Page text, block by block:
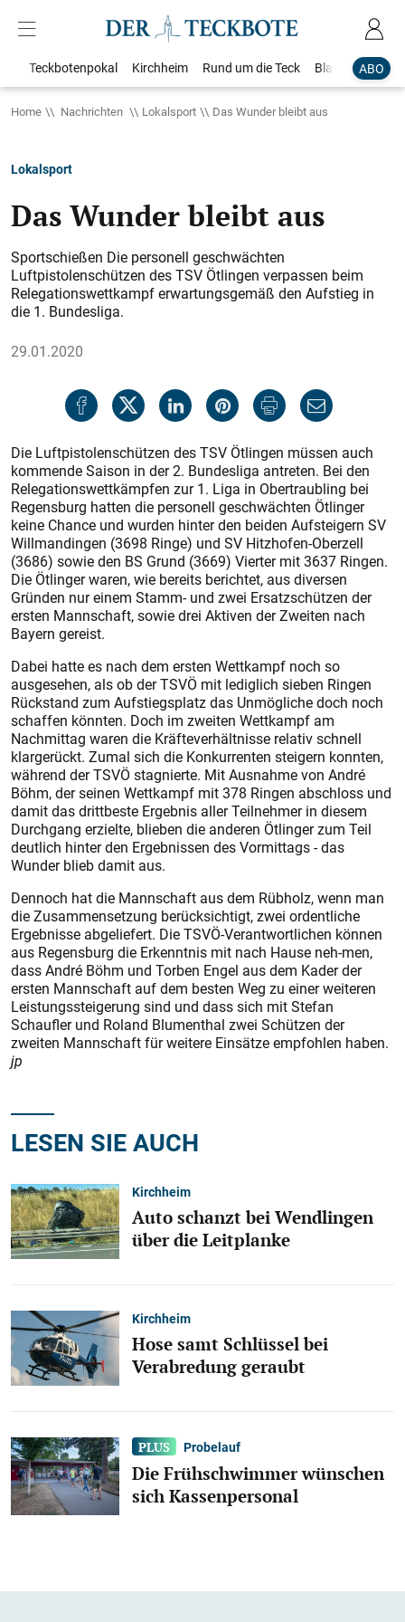
ABO
Teckbotenpokal Kirchheim Rund um die Teck Blaulicht
Home Nachrichten Lokalsport Das Wunder bleibt aus
Lokalsport
Das Wunder bleibt aus
Sportschießen Die personell geschwächten
Luftpistolenschützen des TSV Ötlingen verpassen beim
Relegationswettkampf erwartungsgemäß den Aufstieg in
die 1. Bundesliga.
29.01.2020
Die Luftpistolenschützen des TSV Ötlingen müssen auch
kommende Saison in der 2. Bundesliga antreten. Bei den
Relegationswettkämpfen zur 1. Liga in Obertraubling bei
Regensburg hatten die personell geschwächten Ötlinger
keine Chance und wurden hinter den beiden Aufsteigern SV
Willmandingen (3698 Ringe) und SV Hitzhofen-Oberzell
(3686) sowie den BS Grund (3669) Vierter mit 3637 Ringen.
Die Ötlinger waren, wie bereits berichtet, aus diversen
Gründen nur einem Stamm- und zwei Ersatzschützen der
ersten Mannschaft, sowie drei Aktiven der Zweiten nach
Bayern gereist.
Dabei hatte es nach dem ersten Wettkampf noch so
ausgesehen, als ob der TSVÖ mit lediglich sieben Ringen
Rückstand zum Aufstiegsplatz das Unmögliche doch noch
schaffen könnten. Doch im zweiten Wettkampf am
Nachmittag waren die Kräfteverhältnisse relativ schnell
klargerückt. Zumal sich die Konkurrenten steigern konnten,
während der TSVÖ stagnierte. Mit Ausnahme von André
Böhm, der seinen Wettkampf mit 378 Ringen abschloss und
damit das drittbeste Ergebnis aller Teilnehmer in diesem
Durchgang erzielte, blieben die anderen Ötlinger zum Teil
deutlich hinter den Ergebnissen des Vormittags - das
Wunder blieb damit aus.
Dennoch hat die Mannschaft aus dem Rübholz, wenn man
die Zusammensetzung berücksichtigt, zwei ordentliche
Ergebnisse abgeliefert. Die TSVÖ-Verantwortlichen können
aus Regensburg die Erkenntnis mit nach Hause neh-men,
dass André Böhm und Torben Engel aus dem Kader der
ersten Mannschaft auf dem besten Weg zu einer weiteren
Leistungssteigerung sind und dass sich mit Stefan
Schaufler und Roland Blumenthal zwei Schützen der
zweiten Mannschaft für weitere Einsätze empfohlen haben.
jp
LESEN SIE AUCH
Kirchheim
Auto schanzt bei Wendlingen
über die Leitplanke
Kirchheim
Hose samt Schlüssel bei
Verabredung geraubt
Probelauf
Die Frühschwimmer wünschen
sich Kassenpersonal